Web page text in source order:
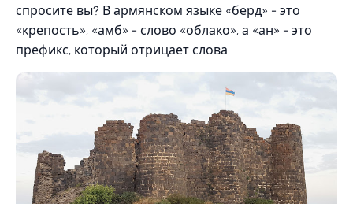
спросите вы? В армянском языке «берд» - это
«крепость», «амб» - слово «облако», а «ан» - это
префикс, который отрицает слова.